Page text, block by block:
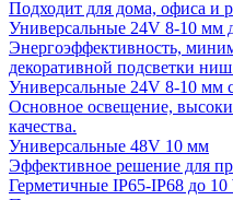
Подходит для дома, офиса и
Универсальные 24V 8-10 мм
Энергоэффективность,
декоративной подсветки
Универсальные 24V 8-10 мм
Основное освещение,
качества.
Универсальные 48V 10 мм
Эффективное решение для
Герметичные IP65-IP68 до 10